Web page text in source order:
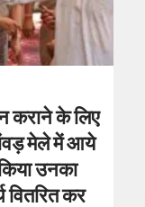
कराने के लिए
मेले में आये
उनका
वितरित कर